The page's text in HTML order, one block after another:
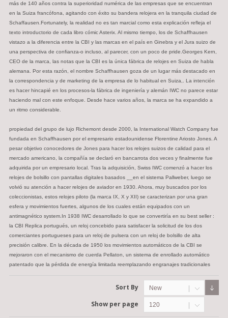
más de 140 años contra la superioridad numérica de las empresas que se encuentran
en la Suiza francófona, agitando con éxito su bandera relojera en la tranquila ciudad de
Schaffausen.Fortunately, la realidad no es tan marcial como esta explicación refleja el
texto introductorio de cada libro cómic Asterix. Al mismo tiempo, los de Schaffhausen
vistazo a la diferencia entre la CBI y las marcas en el país en Ginebra y el Jura suizo de
una perspectiva de confianza-o incluso, al parecer, con un poco de pride.Georges Kern,
CEO de la marca, las notas que la CBI es la única fábrica de relojes en Suiza de habla
alemana. Por esta razón, el nombre Schaffhausen goza de un lugar más destacado en
la correspondencia y de marketing de la empresa de lo habitual en Suiza,. La intención
es hacer hincapié en los procesos-la fábrica de ingeniería y alemán IWC no parece estar
haciendo mal con este enfoque. Desde hace varios años, la marca se ha expandido a
un ritmo considerable.
propiedad del grupo de lujo Richemont desde 2000, la International Watch Company fue
fundada en Schaffhausen por el empresario estadounidense Florentine Ariosto Jones. A
pesar objetivo conocedores de Jones para hacer los relojes suizos de calidad para el
mercado americano, la compañía se declaró en bancarrota dos veces y finalmente fue
adquirida por un empresario local. Tras la adquisición, Swiss IWC comenzó a hacer los
relojes de bolsillo con pantallas digitales basados __en el sistema Pallweber, luego se
volvió su atención a hacer relojes de aviador en 1930. Ahora, muy buscados por los
coleccionistas, estos relojes piloto (la marca IX, X y XII) se caracterizan por una gran
esfera y movimientos fuertes, algunos de los cuales están equipados con un
antimagnético system.In 1938 IWC desarrollado lo que se convertiría en su best seller :
la CBI Replica portugués, un reloj concebido para satisfacer la solicitud de los dos
comerciantes portugueses para un reloj de pulsera con un reloj de bolsillo de alta
precisión calibre. En la década de 1950 los movimientos automáticos de la CBI se
mejoraron con el mecanismo de cuerda Pellaton, un sistema de enrollado automático
patentado que la pérdida de energía limitada reemplazando engranajes tradicionales
Sort By New
Show per page 120